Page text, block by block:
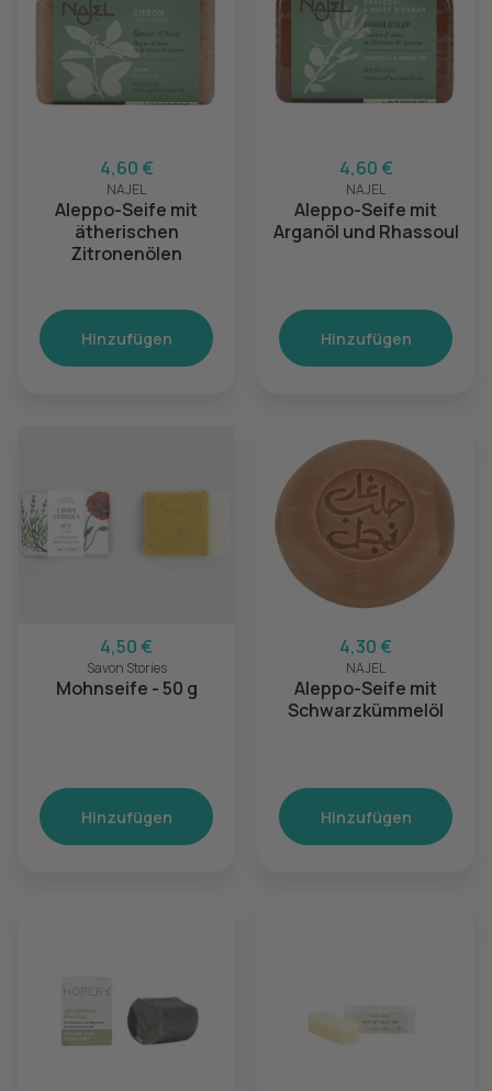
4,60 €
NAJEL
Aleppo-Seife mit
ätherischen
Zitronenölen
Hinzufügen
4,60 €
NAJEL
Aleppo-Seife mit
Arganöl und Rhassoul
Hinzufügen
4,50 €
Savon Stories
Mohnseife - 50 g
Hinzufügen
4,30 €
NAJEL
Aleppo-Seife mit
Schwarzkümmelöl
Hinzufügen